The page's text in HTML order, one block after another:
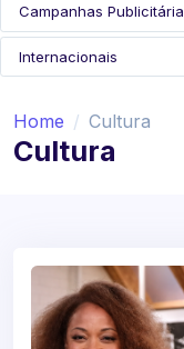
Home Cultura
Cultura